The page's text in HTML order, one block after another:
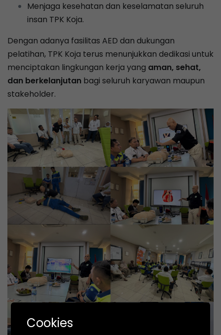
Menjaga kesehatan dan keselamatan seluruh
insan TPK Koja.
Dengan adanya fasilitas AED dan dukungan
pelatihan, TPK Koja terus menunjukkan dedikasi untuk
menciptakan lingkungan kerja yang aman, sehat,
dan berkelanjutan bagi seluruh karyawan maupun
stakeholder.
Cookies